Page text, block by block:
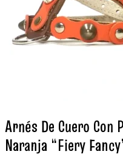
Arnés De Cuero Con
Naranja “Fiery